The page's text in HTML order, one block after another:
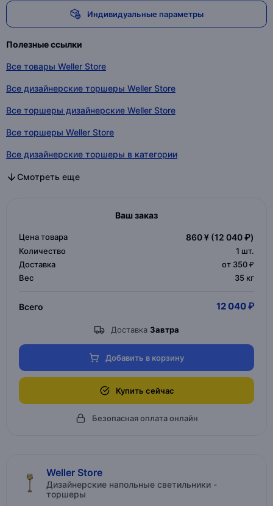
Индивидуальные параметры
Полезные ссылки
Все товары Weller Store
Все дизайнерские торшеры Weller Store
Все торшеры дизайнерские Weller Store
Все торшеры Weller Store
Все дизайнерские торшеры в категории
Все торшеры дизайнерские в категории
Все торшеры в категории
Смотреть еще
Ваш заказ
Цена товара 860 ¥ (12 040 ₽)
Количество 1 шт.
Доставка
от 350 ₽
Вес
35 кг
Всего 12 040 ₽
Доставка Завтра
Добавить в корзину
Купить сейчас
Безопасная оплата онлайн
Weller Store
Дизайнерские напольные светильники -
торшеры